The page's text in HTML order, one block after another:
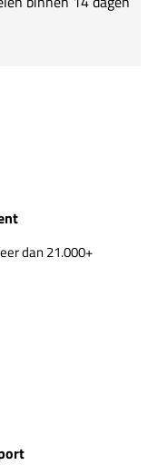
dan 21.000+